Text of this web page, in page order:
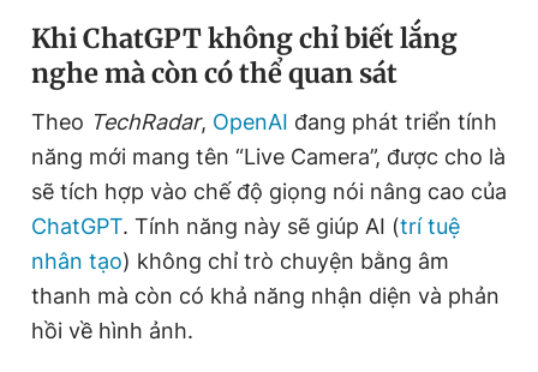
Sản phẩm khác
Tiện ích Bạn cần biết
Thông tin tòa soạn Liên hệ quảng cáo
Khi ChatGPT không chỉ biết lắng
nghe mà còn có thể quan sát
Theo TechRadar, OpenAI đang phát triển tính
năng mới mang tên “Live Camera”, được cho là
sẽ tích hợp vào chế độ giọng nói nâng cao của
ChatGPT. Tính năng này sẽ giúp AI (trí tuệ
nhân tạo) không chỉ trò chuyện bằng âm
thanh mà còn có khả năng nhận diện và phản
hồi về hình ảnh.